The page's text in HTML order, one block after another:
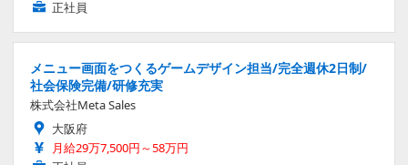
正社員
メニュー画面をつくるゲームデザイン担当/完全週休2日制/
社会保険完備/研修充実
株式会社Meta Sales
大阪府
月給29万7,500円～58万円